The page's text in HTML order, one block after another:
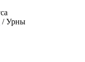
/Урны